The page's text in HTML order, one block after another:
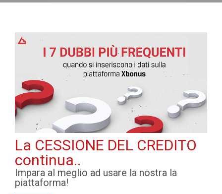
La CESSIONE DEL CREDITO
continua..
Impara al meglio ad usare la nostra la
piattaforma!